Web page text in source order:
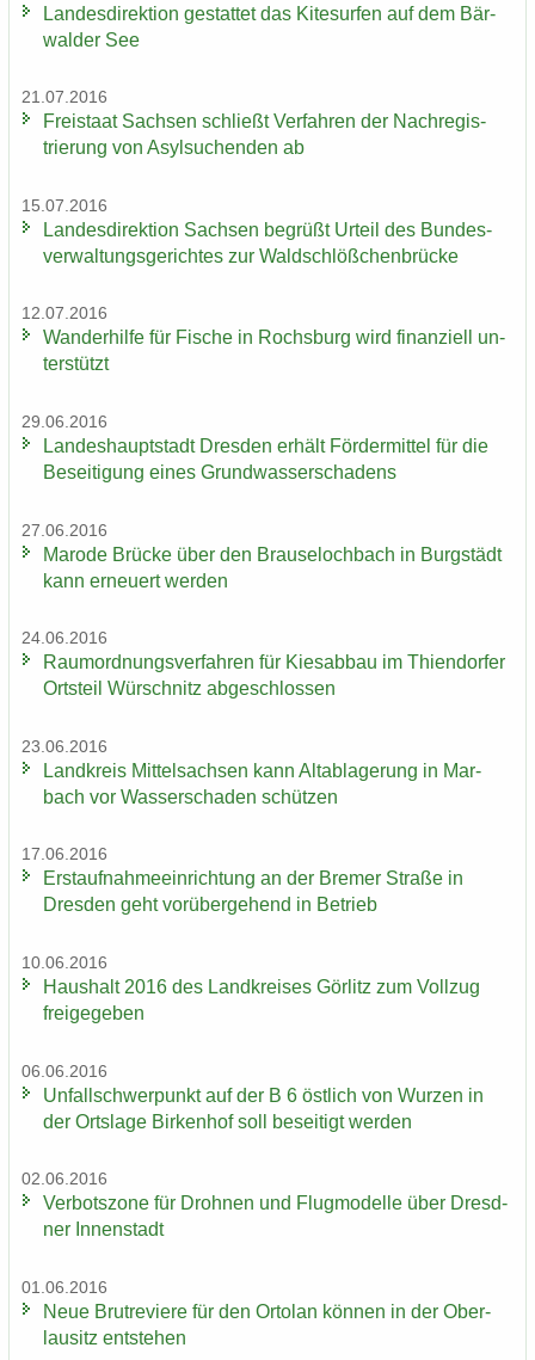
Lan­des­di­rek­ti­on ge­stat­tet das Ki­te­sur­fen auf dem Bär­
wal­der See
21.07.2016
Frei­staat Sach­sen schließt Ver­fah­ren der Nach­re­gis­
trie­rung von Asyl­su­chen­den ab
15.07.2016
Lan­des­di­rek­ti­on Sach­sen be­grüßt Ur­teil des Bun­des­
ver­wal­tungs­ge­rich­tes zur Wald­schlöß­chen­brü­cke
12.07.2016
Wan­der­hil­fe für Fi­sche in Rochs­burg wird fi­nan­zi­ell un­
ter­stützt
29.06.2016
Lan­des­haupt­stadt Dres­den er­hält För­der­mit­tel für die
Be­sei­ti­gung eines Grund­was­ser­scha­dens
27.06.2016
Ma­ro­de Brü­cke über den Brau­se­loch­bach in Burg­städt
kann er­neu­ert wer­den
24.06.2016
Raum­ord­nungs­ver­fah­ren für Kies­ab­bau im Thi­en­dor­fer
Orts­teil Wür­schnitz ab­ge­schlos­sen
23.06.2016
Land­kreis Mit­tel­sach­sen kann Alt­ab­la­ge­rung in Mar­
bach vor Was­ser­scha­den schüt­zen
17.06.2016
Erst­auf­nah­me­ein­rich­tung an der Bre­mer Stra­ße in
Dres­den geht vor­über­ge­hend in Be­trieb
10.06.2016
Haus­halt 2016 des Land­krei­ses Gör­litz zum Voll­zug
frei­ge­ge­ben
06.06.2016
Un­fall­schwer­punkt auf der B 6 öst­lich von Wur­zen in
der Orts­la­ge Bir­ken­hof soll be­sei­tigt wer­den
02.06.2016
Ver­bots­zo­ne für Droh­nen und Flug­mo­del­le über Dresd­
ner In­nen­stadt
01.06.2016
Neue Brut­re­vie­re für den Or­to­lan kön­nen in der Ober­
lau­sitz ent­ste­hen